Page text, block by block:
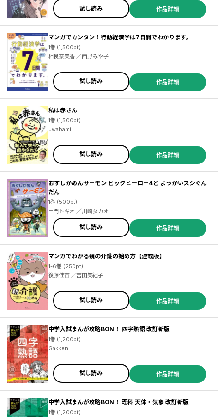
試し読み 作品詳細
マンガでカンタン！行動経済学は7日間でわかります。
1巻 (1,500pt)
相良奈美香 ／西野みや子
試し読み 作品詳細
私は赤さん
1巻 (1,500pt)
uwabami
試し読み 作品詳細
おすしかめんサーモン ビッグヒーロー4と ようかいスシぐん
だん
1巻 (500pt)
土門トキオ ／川崎タカオ
試し読み 作品詳細
マンガでわかる親の介護の始め方【連載版】
1-6巻 (250pt)
後藤佳苗 ／吉田美紀子
試し読み 作品詳細
中学入試まんが攻略BON！ 四字熟語 改訂新版
1巻 (1,200pt)
Gakken
試し読み 作品詳細
中学入試まんが攻略BON！ 理科 天体・気象 改訂新版
1巻 (1,200pt)